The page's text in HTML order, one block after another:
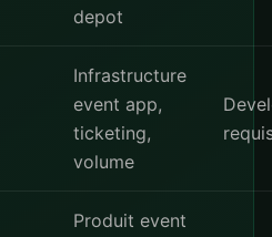
depot
Infrastructure
event app,
ticketing,
volume
Produit event